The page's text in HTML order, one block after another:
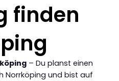
finden
– Du planst einen
Norrköping und bist auf